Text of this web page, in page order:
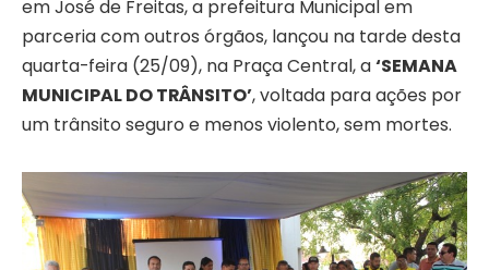
em José de Freitas, a prefeitura Municipal em
parceria com outros órgãos, lançou na tarde desta
quarta-feira (25/09), na Praça Central, a‘SEMANA
MUNICIPAL DO TRÂNSITO’, voltada para ações por
um trânsito seguro e menos violento, sem mortes.